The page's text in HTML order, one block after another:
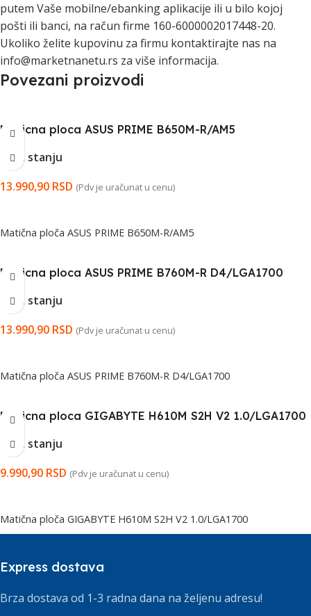
putem Vaše mobilne/ebanking aplikacije ili u bilo kojoj
pošti ili banci, na račun firme 160-6000002017448-20.
Ukoliko želite kupovinu za firmu kontaktirajte nas na
info@marketnanetu.rs za više informacija.
Povezani proizvodi
Maticna ploca ASUS PRIME B650M-R/AM5
Na stanju
13.990,90 RSD (Pdv je uračunat u cenu)
Matična ploča ASUS PRIME B650M-R/AM5
Maticna ploca ASUS PRIME B760M-R D4/LGA1700
Na stanju
13.990,90 RSD (Pdv je uračunat u cenu)
Matična ploča ASUS PRIME B760M-R D4/LGA1700
Maticna ploca GIGABYTE H610M S2H V2 1.0/LGA1700
Na stanju
9.990,90 RSD (Pdv je uračunat u cenu)
Matična ploča GIGABYTE H610M S2H V2 1.0/LGA1700
Express dostava
Brza dostava od 1-3 radna dana na željenu adresu!